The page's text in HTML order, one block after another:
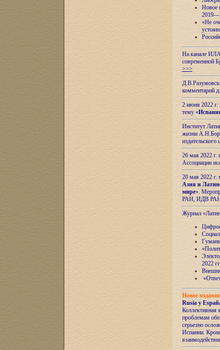
Новое
«Не
На канале ИЛА
современной
>>>
комментарий
2 июня 2022 г.
тему «
Институт
жизни
26 мая 2022
Ассоциации
20 мая 2022
Азия и
мире».
РАН, ИДВ
Журнал
2022
Новое
Rusia y
Коллективная
проблемам
серьезно
Испании.